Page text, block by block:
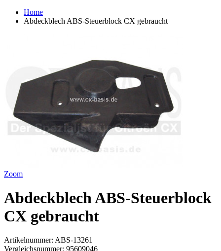
Home
Abdeckblech ABS-Steuerblock CX gebraucht
Zoom
Abdeckblech ABS-Steuerblock
CX gebraucht
Artikelnummer: ABS-13261
Vergleichsnummer: 95609046